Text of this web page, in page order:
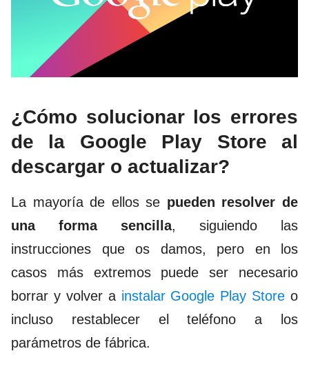
¿Cómo solucionar los errores
de la Google Play Store al
descargar o actualizar?
La mayoría de ellos se pueden resolver de
una forma sencilla, siguiendo las
instrucciones que os damos, pero en los
casos más extremos puede ser necesario
borrar y volver a instalar Google Play Store o
incluso restablecer el teléfono a los
parámetros de fábrica.